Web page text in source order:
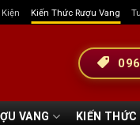
Kiến Thức Rượu Vang
VANG KIẾN THỨC